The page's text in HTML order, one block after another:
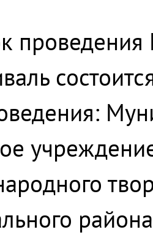
проведения